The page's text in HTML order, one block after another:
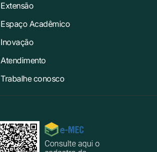
Extensão
Espaço Acadêmico
Inovação
Atendimento
Trabalhe conosco